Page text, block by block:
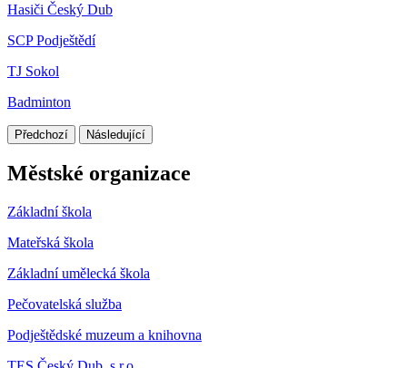
Hasiči Český Dub
SCP Podještědí
TJ Sokol
Badminton
Předchozí Následující
Městské organizace
Základní škola
Mateřská škola
Základní umělecká škola
Pečovatelská služba
Podještědské muzeum a knihovna